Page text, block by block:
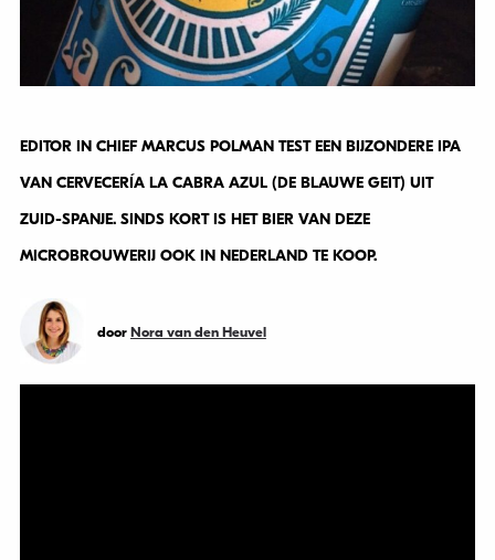
EDITOR IN CHIEF MARCUS POLMAN TEST EEN BIJZONDERE IPA
VAN CERVECERÍA LA CABRA AZUL (DE BLAUWE GEIT) UIT
ZUID-SPANJE. SINDS KORT IS HET BIER VAN DEZE
MICROBROUWERIJ OOK IN NEDERLAND TE KOOP.
door Nora van den Heuvel